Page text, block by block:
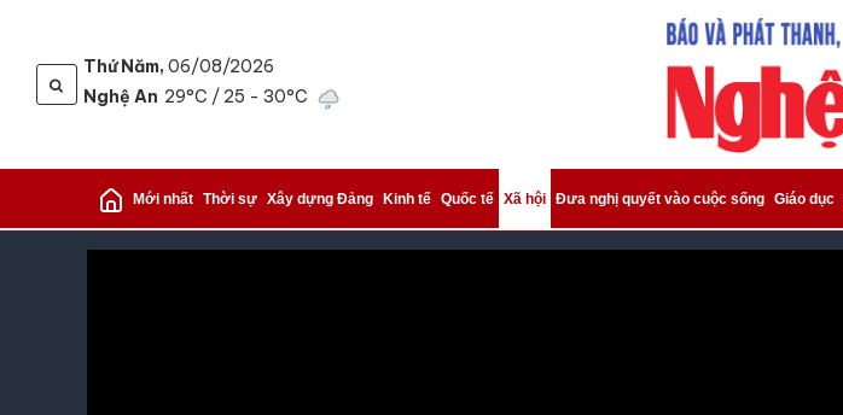
Thứ Năm, 06/08/2026
Nghệ An 29°C / 25 - 30°C
Mới nhất Thời sự Xây dựng Đảng Kinh tế Quốc tế Xã hội Đưa nghị quyết vào cuộc sống Giáo dục